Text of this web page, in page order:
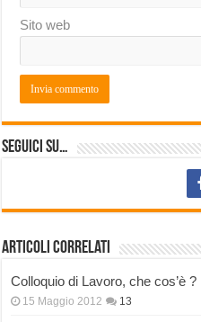
Sito web
Seguici su…
Articoli correlati
Colloquio di Lavoro, che cos’è
15 Maggio 2012 13